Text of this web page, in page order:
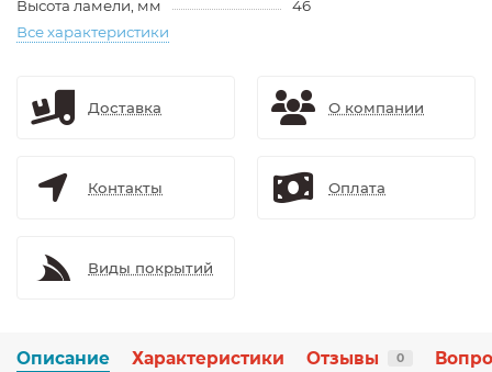
Высота ламели, мм
46
Все характеристики
Доставка О компании
Контакты Оплата
Виды покрытий
Описание Характеристики Отзывы 0